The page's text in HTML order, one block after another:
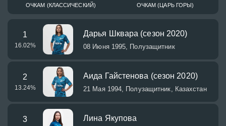
ОЧКАМ (КЛАССИЧЕСКИЙ) ОЧКАМ (ЦАРЬ ГОРЫ)
1
16.02%
Дарья Шквара (сезон 2020)
08 Июня 1995, Полузащитник
2
13.24%
Аида Гайстенова (сезон 2020)
21 Мая 1994, Полузащитник, Казахстан
3 Лина Якупова